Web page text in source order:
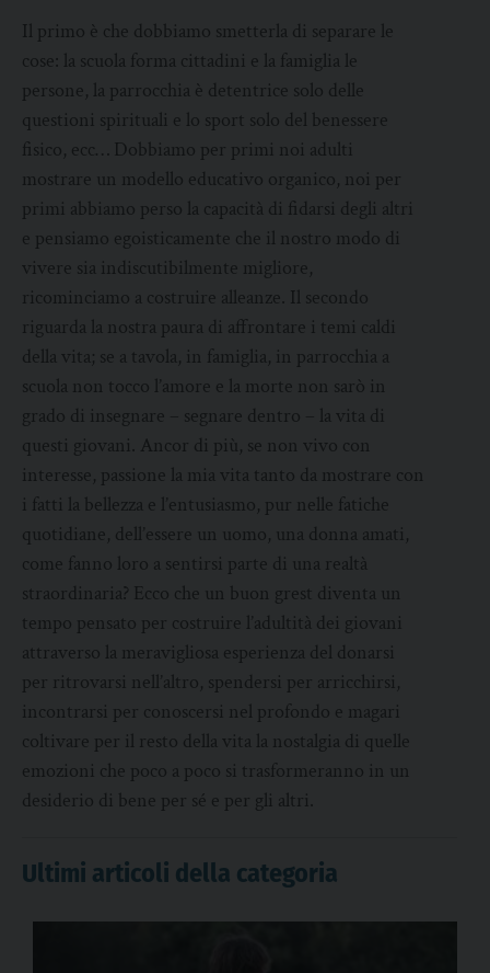
Il primo è che dobbiamo smetterla di separare le
cose: la scuola forma cittadini e la famiglia le
persone, la parrocchia è detentrice solo delle
questioni spirituali e lo sport solo del benessere
fisico, ecc… Dobbiamo per primi noi adulti
mostrare un modello educativo organico, noi per
primi abbiamo perso la capacità di fidarsi degli altri
e pensiamo egoisticamente che il nostro modo di
vivere sia indiscutibilmente migliore,
ricominciamo a costruire alleanze. Il secondo
riguarda la nostra paura di affrontare i temi caldi
della vita; se a tavola, in famiglia, in parrocchia a
scuola non tocco l’amore e la morte non sarò in
grado di insegnare – segnare dentro – la vita di
questi giovani. Ancor di più, se non vivo con
interesse, passione la mia vita tanto da mostrare con
i fatti la bellezza e l’entusiasmo, pur nelle fatiche
quotidiane, dell’essere un uomo, una donna amati,
come fanno loro a sentirsi parte di una realtà
straordinaria? Ecco che un buon grest diventa un
tempo pensato per costruire l’adultità dei giovani
attraverso la meravigliosa esperienza del donarsi
per ritrovarsi nell’altro, spendersi per arricchirsi,
incontrarsi per conoscersi nel profondo e magari
coltivare per il resto della vita la nostalgia di quelle
emozioni che poco a poco si trasformeranno in un
desiderio di bene per sé e per gli altri.
Ultimi articoli della categoria